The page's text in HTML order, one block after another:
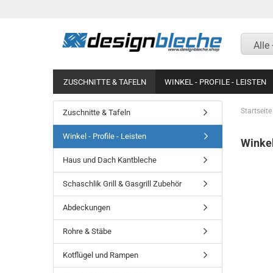
Alle
ZUSCHNITTE & TAFELN
Aluminium Riffelblech
Aluminium silber natur
eloxiert
Aluminium Lochblech
Aluminium Glattblech RAL
WINKEL - PROFILE - LEISTEN
Aluminium Riffelblech
Aluminium blank natur
Aluminium silber natur
Aluminium glatt RAL
nasslackiert
gepresst Aussenmaß
Startseite
Zuschnitte & Tafeln
Winkel - Profile - Leisten
Haus und Dach Kantbleche
Schaschlik Grill & Gasgrill Zubehör
Abdeckungen
Rohre & Stäbe
Kotflügel und Rampen